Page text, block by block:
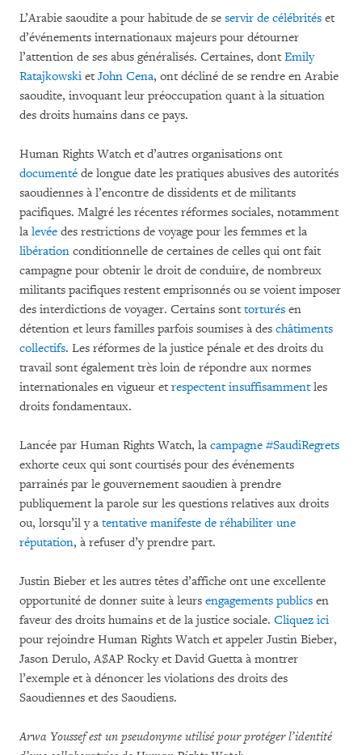
L’Arabie saoudite a pour habitude de se servir de célébrités et
d’événements internationaux majeurs pour détourner
l’attention de ses abus généralisés. Certaines, dont Emily
Ratajkowski et John Cena, ont décliné de se rendre en Arabie
saoudite, invoquant leur préoccupation quant à la situation
des droits humains dans ce pays.
Human Rights Watch et d’autres organisations ont
documenté de longue date les pratiques abusives des autorités
saoudiennes à l’encontre de dissidents et de militants
pacifiques. Malgré les récentes réformes sociales, notamment
la levée des restrictions de voyage pour les femmes et la
libération conditionnelle de certaines de celles qui ont fait
campagne pour obtenir le droit de conduire, de nombreux
militants pacifiques restent emprisonnés ou se voient imposer
des interdictions de voyager. Certains sont torturés en
détention et leurs familles parfois soumises à des châtiments
collectifs. Les réformes de la justice pénale et des droits du
travail sont également très loin de répondre aux normes
internationales en vigueur et respectent insuffisammentles
droits fondamentaux.
Lancée par Human Rights Watch, la campagne #SaudiRegrets
exhorte ceux qui sont courtisés pour des événements
parrainés par le gouvernement saoudien à prendre
publiquement la parole sur les questions relatives aux droits
ou, lorsqu’il y a tentative manifeste de réhabiliter une
réputation, à refuser d’y prendre part.
Justin Bieber et les autres têtes d’affiche ont une excellente
opportunité de donner suite à leurs engagements publics en
faveur des droits humains et de la justice sociale. Cliquez ici
pour rejoindre Human Rights Watch et appeler Justin Bieber,
Jason Derulo, A$AP Rocky et David Guetta à montrer
l’exemple et à dénoncer les violations des droits des
Saoudiennes et des Saoudiens.
Arwa Youssef est un pseudonyme utilisé pour protéger l’identité